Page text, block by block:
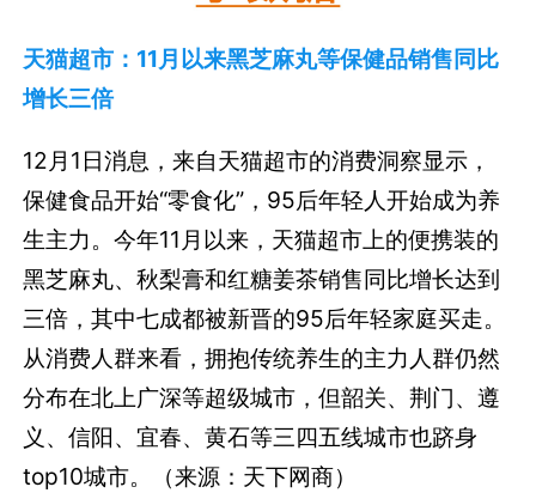
天猫超市：11月以来黑芝麻丸等保健品销售同比
增长三倍
12月1日消息，来自天猫超市的消费洞察显示，
保健食品开始“零食化”，95后年轻人开始成为养
生主力。今年11月以来，天猫超市上的便携装的
黑芝麻丸、秋梨膏和红糖姜茶销售同比增长达到
三倍，其中七成都被新晋的95后年轻家庭买走。
从消费人群来看，拥抱传统养生的主力人群仍然
分布在北上广深等超级城市，但韶关、荆门、遵
义、信阳、宜春、黄石等三四五线城市也跻身
top10城市。（来源：天下网商）